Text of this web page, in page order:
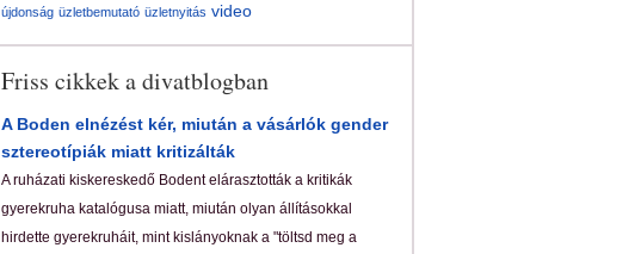
újdonság üzletbemutató üzletnyitás video
Friss cikkek a divatblogban
A Boden elnézést kér, miután a vásárlók gender
sztereotípiák miatt kritizálták
A ruházati kiskereskedő Bodent elárasztották a kritikák
gyerekruha katalógusa miatt, miután olyan állításokkal
hirdette gyerekruháit, mint kislányoknak a "töltsd meg a